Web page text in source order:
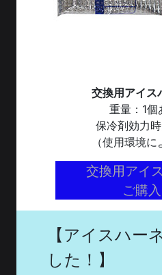
交換用アイス
重量：1
保冷剤効力
（使用環境
交換用アイ
ご購
【アイスハー
した！】